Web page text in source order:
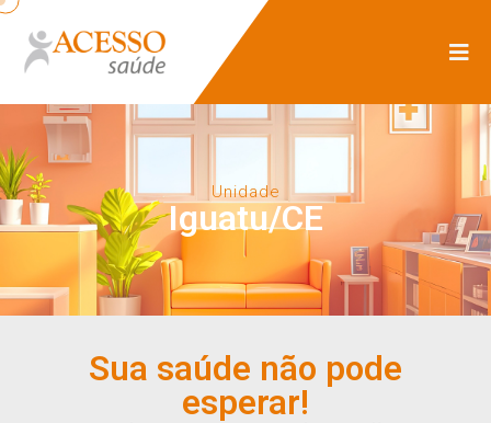
Unidade
Iguatu/CE
Sua saúde não pode
esperar!